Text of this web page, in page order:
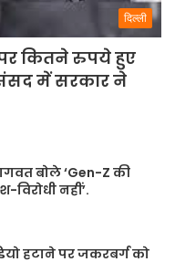
दिल्ली
पर कितने रुपये हुए
संसद में सरकार ने
बोले ‘Gen-Z की
विरोधी नहीं’.
हटाने पर जकरबर्ग को